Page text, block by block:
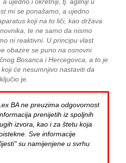
mi se ponašamo, a ujedno
koji na to liči, kao država
te ne samo da nismo
ni reaktivni. U principu vlast
obazire se puno na osnovni
Bosanca i Hercegovca, a to je
će nesumnjivo nastaviti da
je.
BA ne preuzima odgovornost
prenijetih iz spoljnih
izvora, kao i za štetu koja
Sve informacije
su namijenjene u svrhu